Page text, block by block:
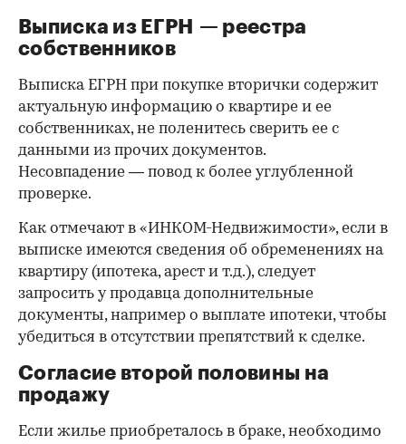
Выписка из ЕГРН — реестра
собственников
Выписка ЕГРН при покупке вторички содержит
актуальную информацию о квартире и ее
собственниках, не поленитесь сверить ее с
данными из прочих документов.
Несовпадение — повод к более углубленной
проверке.
Как отмечают в «ИНКОМ-Недвижимости», если в
выписке имеются сведения об обременениях на
квартиру (ипотека, арест и т.д.), следует
запросить у продавца дополнительные
документы, например о выплате ипотеки, чтобы
убедиться в отсутствии препятствий к сделке.
Согласие второй половины на
продажу
Если жилье приобреталось в браке, необходимо